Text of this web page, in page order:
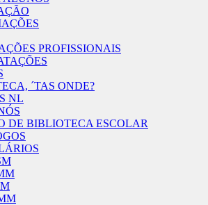
PROFISSIONAIS
´TAS ONDE?
NL
DE BIBLIOTECA ESCOLAR